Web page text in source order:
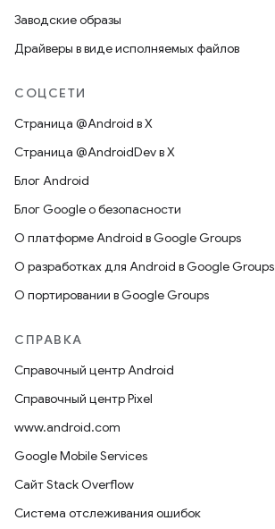
Заводские образы
Драйверы в виде исполняемых файлов
СОЦСЕТИ
Страница @Android в X
Страница @AndroidDev в X
Блог Android
Блог Google о безопасности
О платформе Android в Google Groups
О разработках для Android в Google Groups
О портировании в Google Groups
СПРАВКА
Справочный центр Android
Справочный центр Pixel
www.android.com
Google Mobile Services
Сайт Stack Overflow
Система отслеживания ошибок